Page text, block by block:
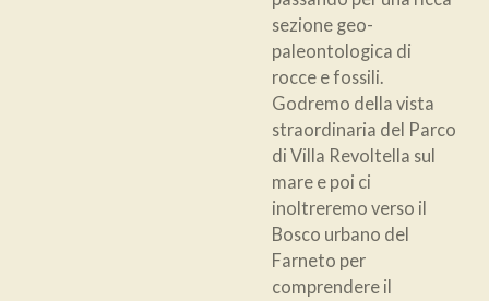
sezione geo-
paleontologica di
rocce e fossili.
Godremo della vista
straordinaria del Parco
di Villa Revoltella sul
mare e poi ci
inoltreremo verso il
Bosco urbano del
Farneto per
comprendere il